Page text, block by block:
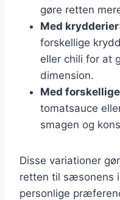
gøre retten
Med krydderier
forskellige
eller chili for at
dimension.
Med
tomatsauce
smagen og
Disse variationer
retten til sæsonens
personlige